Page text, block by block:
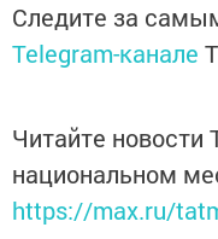
Следите за
Telegram-канале
Читайте новости
национальном
https://max.ru/